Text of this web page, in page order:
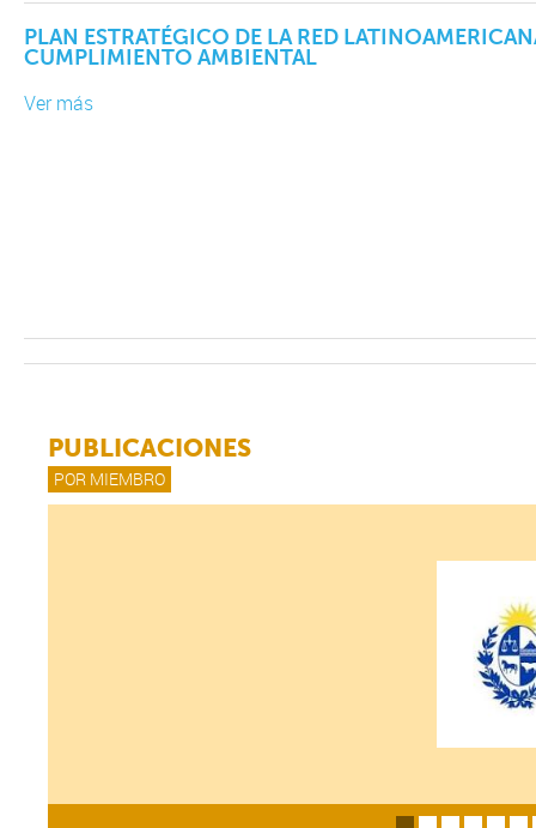
PLAN ESTRATÉGICO DE LA RED
CUMPLIMIENTO AMBIENTAL
Ver más
PUBLICACIONES
POR MIEMBRO